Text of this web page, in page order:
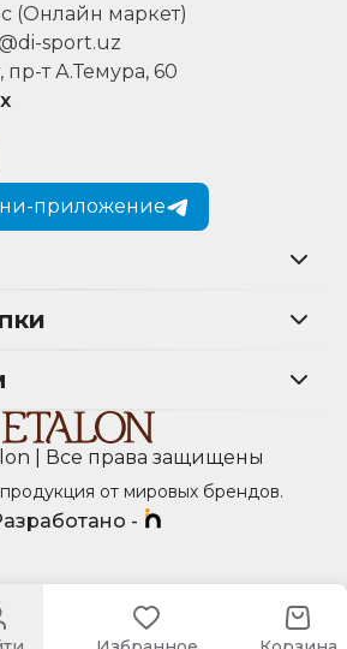
(Онлайн маркет)
sport.uz
пр-т А.Темура, 60
приложение
| Все права защищены
от мировых брендов.
-